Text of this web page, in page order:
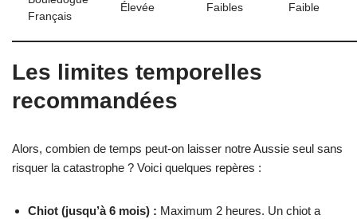
Français
Élevée Faibles Faible
Les limites temporelles
recommandées
Alors, combien de temps peut-on laisser notre Aussie seul sans
risquer la catastrophe ? Voici quelques repères :
Chiot (jusqu’à 6 mois) : Maximum 2 heures. Un chiot a